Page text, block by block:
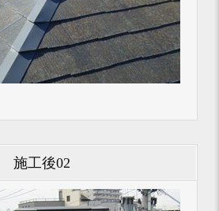
施工後02